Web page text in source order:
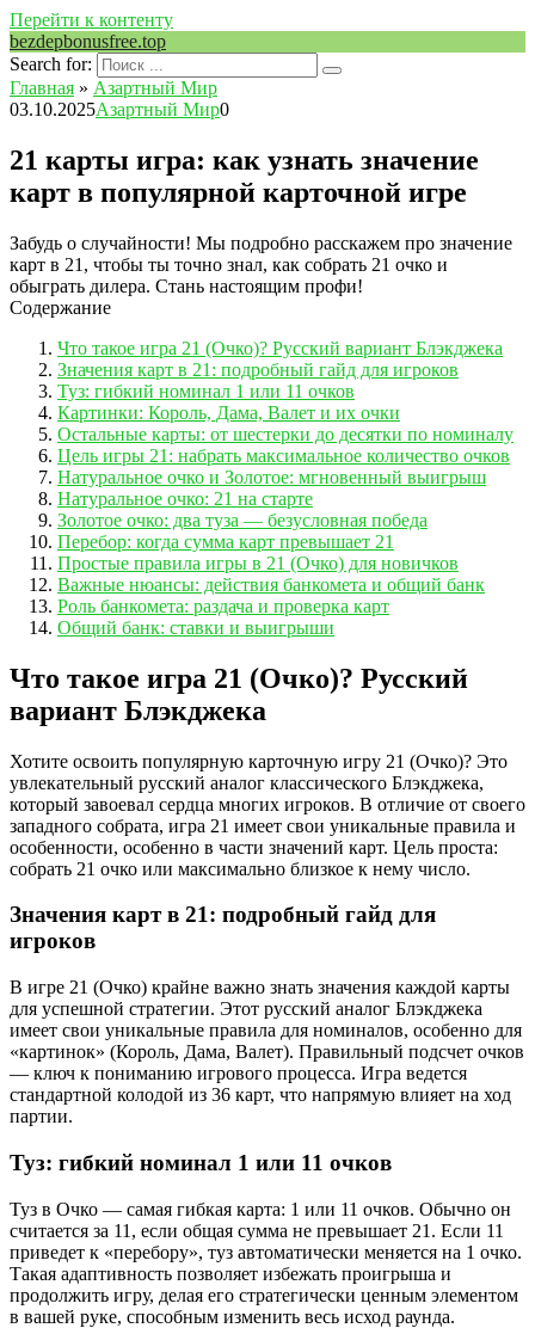
Перейти к контенту
bezdepbonusfree.top
Search for:
Главная » Азартный Мир
03.10.2025Азартный Мир0
21 карты игра: как узнать значение
карт в популярной карточной игре
Забудь о случайности! Мы подробно расскажем про значение
карт в 21, чтобы ты точно знал, как собрать 21 очко и
обыграть дилера. Стань настоящим профи!
Содержание
Что такое игра 21 (Очко)? Русский вариант Блэкджека
Значения карт в 21: подробный гайд для игроков
Туз: гибкий номинал 1 или 11 очков
Картинки: Король, Дама, Валет и их очки
Остальные карты: от шестерки до десятки по номиналу
Цель игры 21: набрать максимальное количество очков
Натуральное очко и Золотое: мгновенный выигрыш
Натуральное очко: 21 на старте
Золотое очко: два туза — безусловная победа
Перебор: когда сумма карт превышает 21
Простые правила игры в 21 (Очко) для новичков
Важные нюансы: действия банкомета и общий банк
Роль банкомета: раздача и проверка карт
Общий банк: ставки и выигрыши
Что такое игра 21 (Очко)? Русский
вариант Блэкджека
Хотите освоить популярную карточную игру 21 (Очко)? Это
увлекательный русский аналог классического Блэкджека,
который завоевал сердца многих игроков. В отличие от своего
западного собрата, игра 21 имеет свои уникальные правила и
особенности, особенно в части значений карт. Цель проста:
собрать 21 очко или максимально близкое к нему число.
Значения карт в 21: подробный гайд для
игроков
В игре 21 (Очко) крайне важно знать значения каждой карты
для успешной стратегии. Этот русский аналог Блэкджека
имеет свои уникальные правила для номиналов, особенно для
«картинок» (Король, Дама, Валет). Правильный подсчет очков
— ключ к пониманию игрового процесса. Игра ведется
стандартной колодой из 36 карт, что напрямую влияет на ход
партии.
Туз: гибкий номинал 1 или 11 очков
Туз в Очко — самая гибкая карта: 1 или 11 очков. Обычно он
считается за 11, если общая сумма не превышает 21. Если 11
приведет к «перебору», туз автоматически меняется на 1 очко.
Такая адаптивность позволяет избежать проигрыша и
продолжить игру, делая его стратегически ценным элементом
в вашей руке, способным изменить весь исход раунда.